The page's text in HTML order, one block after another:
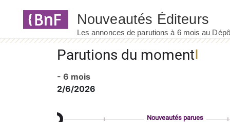
Parutions du moment
- 6 mois
2/6/2026
Nouveautés parues